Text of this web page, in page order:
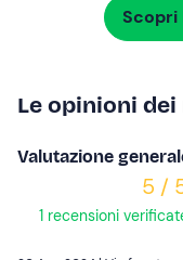
Scopri
Le opinioni
Valutazione
5 /
1 recensioni